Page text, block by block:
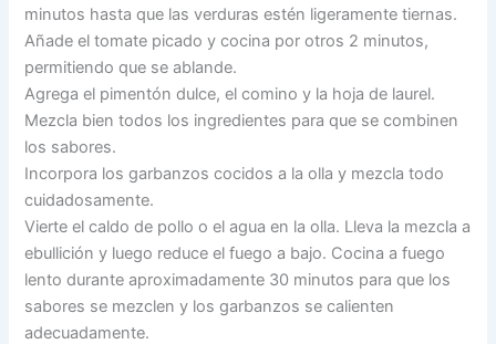
minutos hasta que las verduras estén ligeramente tiernas.
Añade el tomate picado y cocina por otros 2 minutos,
permitiendo que se ablande.
Agrega el pimentón dulce, el comino y la hoja de laurel.
Mezcla bien todos los ingredientes para que se combinen
los sabores.
Incorpora los garbanzos cocidos a la olla y mezcla todo
cuidadosamente.
Vierte el caldo de pollo o el agua en la olla. Lleva la mezcla a
ebullición y luego reduce el fuego a bajo. Cocina a fuego
lento durante aproximadamente 30 minutos para que los
sabores se mezclen y los garbanzos se calienten
adecuadamente.